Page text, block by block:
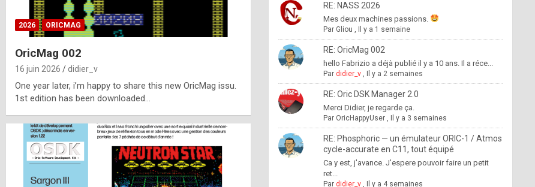
2026 ORICMAG
OricMag 002
16 juin 2026 didier_v
One year later, i’m happy to share this new OricMag issu.
1st edition has been downloaded…
RE: NASS 2026
Mes deux machines passions.
Par Gliou , Il y a 1 semaine
RE: OricMag 002
hello Fabrizio a déjà publié il y a 10 ans. Il a réce...
Par didier_v, Il y a 2 semaines
RE: Oric DSK Manager 2.0
Merci Didier, je regarde ça.
Par OricHappyUser, Il y a 3 semaines
RE: Phosphoric — un émulateur ORIC-1 / Atmos
cycle-accurate en C11, tout équipé
Ca y est, j'avance. J'espere pouvoir faire un petit
ret...
Par didier_v, Il y a 4 semaines